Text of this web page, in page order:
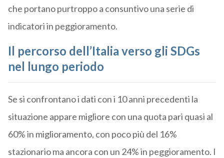
che portano purtroppo a consuntivo una serie di
indicatori in peggioramento.
Il percorso dell’Italia verso gli SDGs
nel lungo periodo
Se si confrontano i dati con i 10 anni precedenti la
situazione appare migliore con una quota pari quasi al
60% in miglioramento, con poco più del 16%
stazionario ma ancora con un 24% in peggioramento. I